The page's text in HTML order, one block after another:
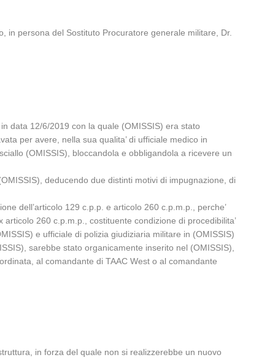
in persona del Sostituto Procuratore generale militare, Dr.
data 12/6/2019 con la quale (OMISSIS) era stato
per avere, nella sua qualita’ di ufficiale medico in
(OMISSIS), bloccandola e obbligandola a ricevere un
deducendo due distinti motivi di impugnazione, di
dell’articolo 129 c.p.p. e articolo 260 c.p.m.p., perche’
260 c.p.m.p., costituente condizione di procedibilita’
e ufficiale di polizia giudiziaria militare in (OMISSIS)
sarebbe stato organicamente inserito nel (OMISSIS),
al comandante di TAAC West o al comandante
in forza del quale non si realizzerebbe un nuovo